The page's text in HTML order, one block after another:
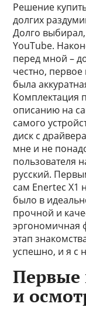
Решение
долгих
Долго
YouTube.
перед мной –
честно,
была
Комплектация
описанию на
самого
диск с
мне и не
пользователя
русский.
сам Enertec X1
было в
прочной и
эргономичная
этап
успешно, и я с
Первые
и